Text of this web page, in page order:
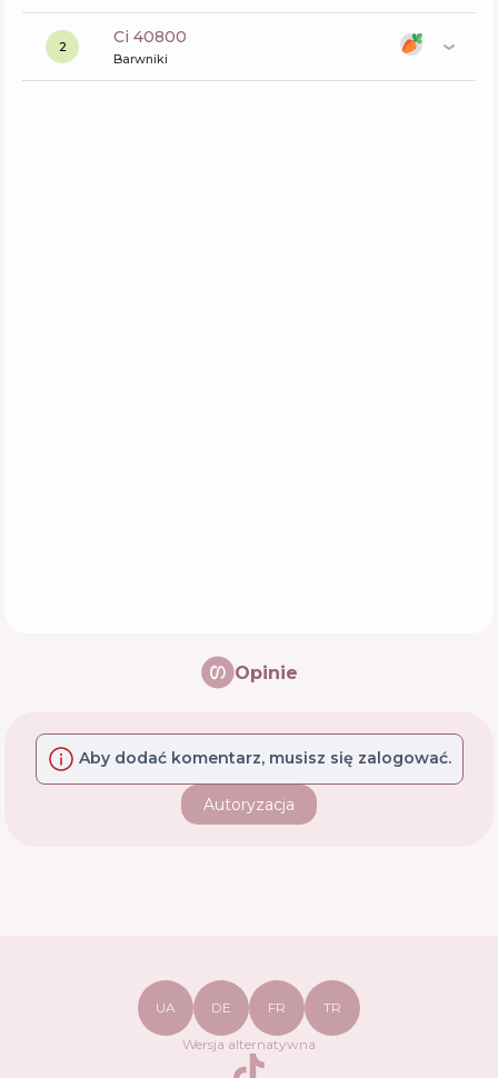
2 ci 40800
Barwniki
Opinie
Aby dodać komentarz, musisz się zalogować.
Autoryzacja
UA DE FR TR
Wersja alternatywna